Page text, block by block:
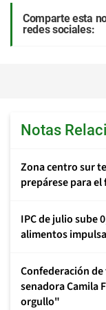
Comparte esta
redes sociales:
Notas
Zona centro sur
prepárese para
IPC de julio sube
alimentos
Confederación
senadora Camila
orgullo"